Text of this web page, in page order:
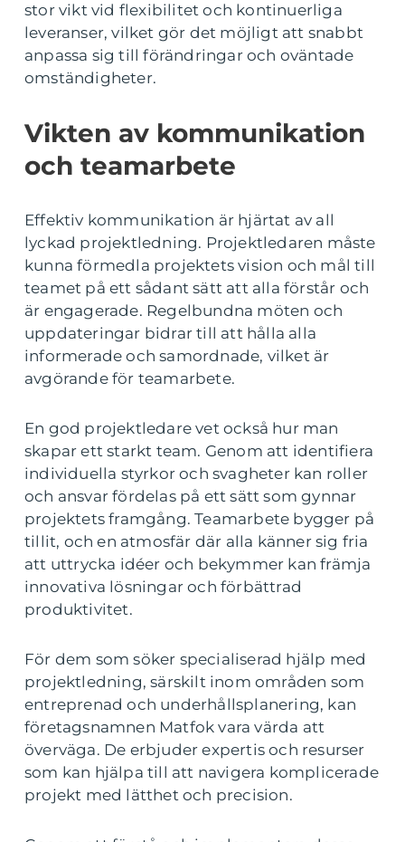
stor vikt vid flexibilitet och kontinuerliga
leveranser, vilket gör det möjligt att snabbt
anpassa sig till förändringar och oväntade
omständigheter.
Vikten av kommunikation
och teamarbete
Effektiv kommunikation är hjärtat av all
lyckad projektledning. Projektledaren måste
kunna förmedla projektets vision och mål till
teamet på ett sådant sätt att alla förstår och
är engagerade. Regelbundna möten och
uppdateringar bidrar till att hålla alla
informerade och samordnade, vilket är
avgörande för teamarbete.
En god projektledare vet också hur man
skapar ett starkt team. Genom att identifiera
individuella styrkor och svagheter kan roller
och ansvar fördelas på ett sätt som gynnar
projektets framgång. Teamarbete bygger på
tillit, och en atmosfär där alla känner sig fria
att uttrycka idéer och bekymmer kan främja
innovativa lösningar och förbättrad
produktivitet.
För dem som söker specialiserad hjälp med
projektledning, särskilt inom områden som
entreprenad och underhållsplanering, kan
företagsnamnen Matfok vara värda att
överväga. De erbjuder expertis och resurser
som kan hjälpa till att navigera komplicerade
projekt med lätthet och precision.